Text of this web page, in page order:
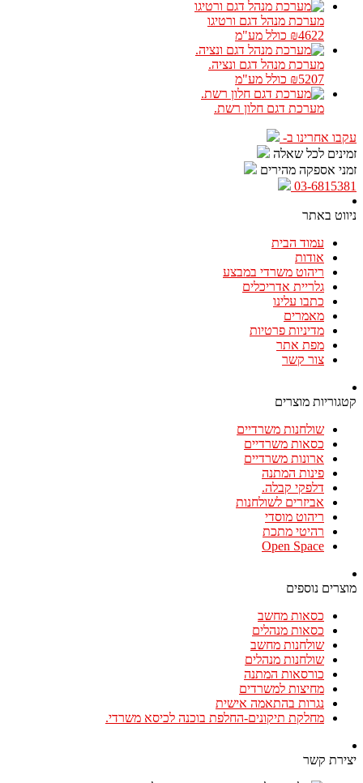
מערכת מנהל דגם ורטיגו
₪4622 כולל מע"מ
מערכת מנהל דגם ונציה.
₪5207 כולל מע"מ
מערכת דגם חלון רשת.
עקבו אחרינו ב-
זמינים לכל שאלה
זמני אספקה מהירים
03-6815381
ניווט באתר
עמוד הבית
אודות
ריהוט משרדי במבצע
גלריית אדריכלים
כתבו עלינו
מאמרים
מדיניות פרטיות
מפת אתר
צור קשר
קטגוריות מוצרים
שולחנות משרדיים
כסאות משרדיים
ארונות משרדיים
פינות המתנה
דלפקי קבלה.
אביזרים לשולחנות
ריהוט מוסדי
רהיטי מתכת
Open Space
מוצרים נוספים
כסאות מחשב
כסאות מנהלים
שולחנות מחשב
שולחנות מנהלים
כורסאות המתנה
מחיצות למשרדים
נגרות בהתאמה אישית
מחלקת תיקונים-החלפת בוכנה לכיסא משרדי.
יצירת קשר